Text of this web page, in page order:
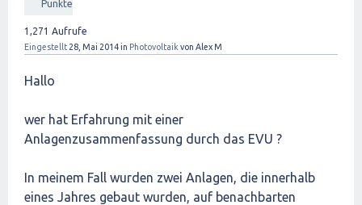
Punkte
1,271 Aufrufe
Eingestellt 28, Mai 2014in Photovoltaik von Alex M
Hallo
wer hat Erfahrung mit einer
Anlagenzusammenfassung durch das EVU ?
In meinem Fall wurden zwei Anlagen, die innerhalb
eines Jahres gebaut wurden, auf benachbarten